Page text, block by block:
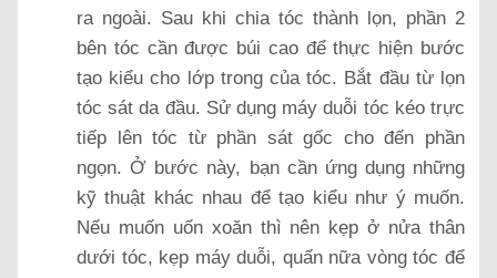
ra ngoài. Sau khi chia tóc thành lọn, phần 2
bên tóc cần được búi cao để thực hiện bước
tạo kiểu cho lớp trong của tóc. Bắt đầu từ lọn
tóc sát da đầu. Sử dụng máy duỗi tóc kéo trực
tiếp lên tóc từ phần sát gốc cho đến phần
ngọn. Ở bước này, bạn cần ứng dụng những
kỹ thuật khác nhau để tạo kiểu như ý muốn.
Nếu muốn uốn xoăn thì nên kẹp ở nửa thân
dưới tóc, kẹp máy duỗi, quấn nữa vòng tóc để